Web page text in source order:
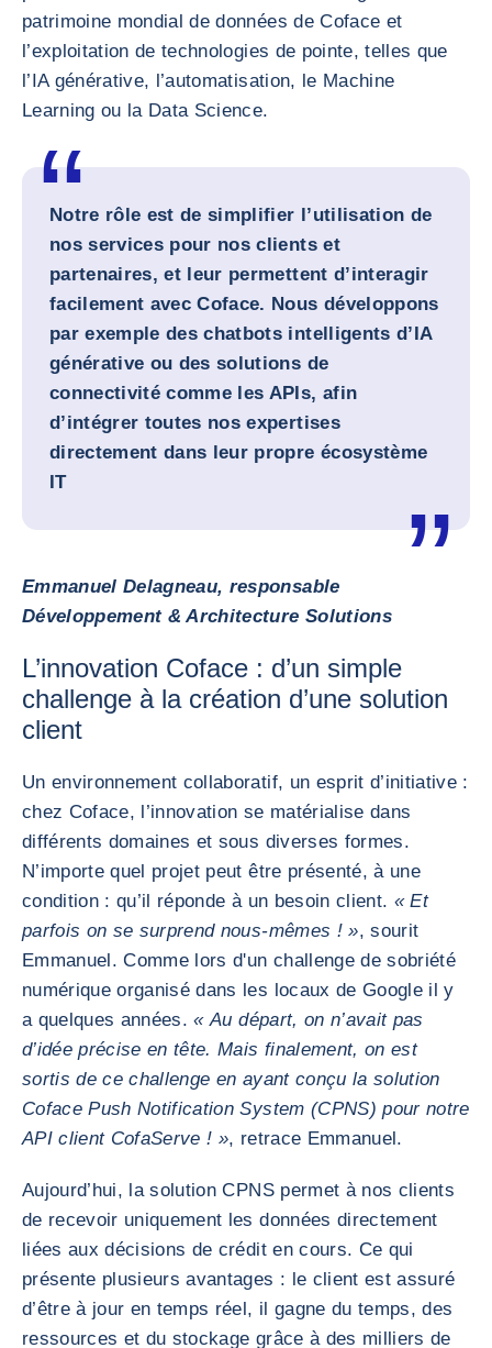
patrimoine mondial de données de Coface et
l’exploitation de technologies de pointe, telles que
l’IA générative, l’automatisation, le Machine
Learning ou la Data Science.
Notre rôle est de simplifier l’utilisation de
nos services pour nos clients et
partenaires, et leur permettent d’interagir
facilement avec Coface. Nous développons
par exemple des chatbots intelligents d’IA
générative ou des solutions de
connectivité comme les APIs, afin
d’intégrer toutes nos expertises
directement dans leur propre écosystème
IT
Emmanuel Delagneau, responsable
Développement & Architecture Solutions
L’innovation Coface : d’un simple
challenge à la création d’une solution
client
Un environnement collaboratif, un esprit d’initiative :
chez Coface, l’innovation se matérialise dans
différents domaines et sous diverses formes.
N’importe quel projet peut être présenté, à une
condition : qu’il réponde à un besoin client. « Et
parfois on se surprend nous-mêmes ! », sourit
Emmanuel. Comme lors d'un challenge de sobriété
numérique organisé dans les locaux de Google il y
a quelques années.« Au départ, on n’avait pas
d’idée précise en tête. Mais finalement, on est
sortis de ce challenge en ayant conçu la solution
Coface Push Notification System (CPNS) pour notre
API client CofaServe ! », retrace Emmanuel.
Aujourd’hui, la solution CPNS permet à nos clients
de recevoir uniquement les données directement
liées aux décisions de crédit en cours. Ce qui
présente plusieurs avantages : le client est assuré
d’être à jour en temps réel, il gagne du temps, des
ressources et du stockage grâce à des milliers de